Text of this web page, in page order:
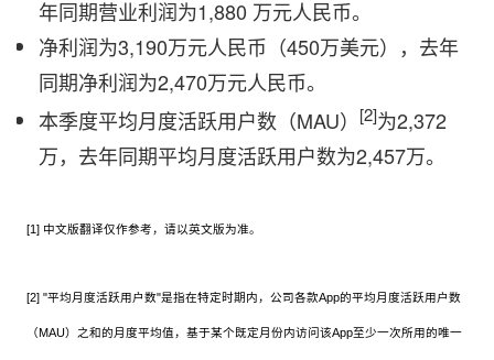
年同期营业利润为1,880 万元人民币。
净利润为3,190万元人民币（450万美元），去年
同期净利润为2,470万元人民币。
本季度平均月度活跃用户数（MAU）
[2]为2,372
万，去年同期平均月度活跃用户数为2,457万。
[1] 中文版翻译仅作参考，请以英文版为准。
[2] "平均月度活跃用户数"是指在特定时期内，公司各款App的平均月度活跃用户数
（MAU）之和的月度平均值，基于某个既定月份内访问该App至少一次所用的唯一